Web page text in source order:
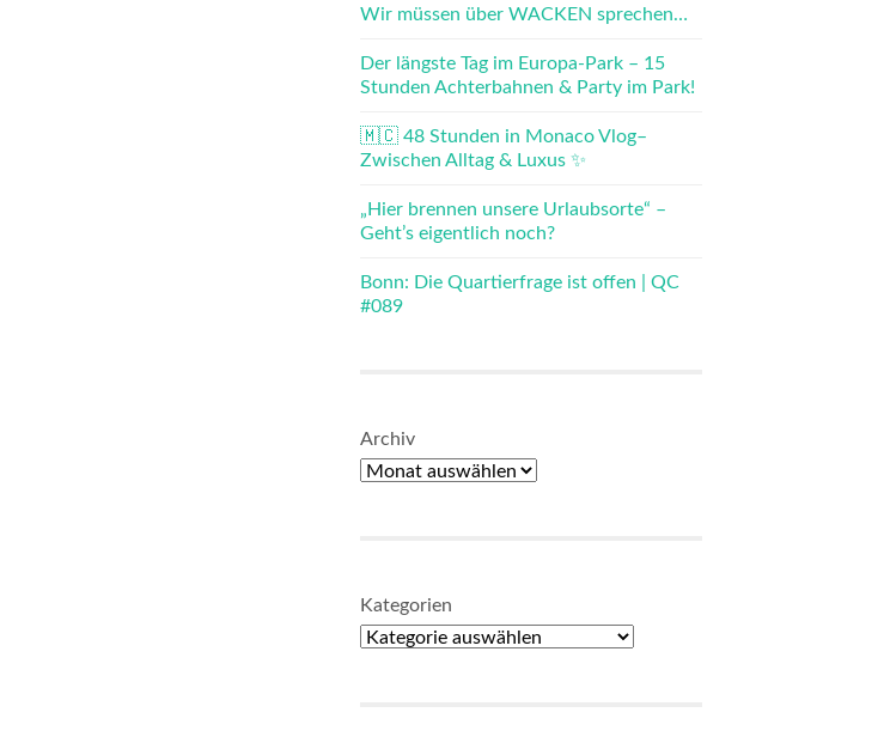
Wir müssen über WACKEN sprechen…
Der längste Tag im Europa-Park – 15
Stunden Achterbahnen & Party im Park!
🇲🇨 48 Stunden in Monaco Vlog–
Zwischen Alltag & Luxus ✨
„Hier brennen unsere Urlaubsorte“ –
Geht’s eigentlich noch?
Bonn: Die Quartierfrage ist offen | QC
#089
Archiv
Kategorien